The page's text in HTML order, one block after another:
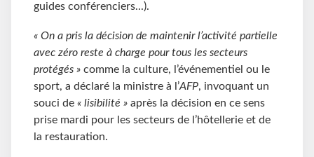
guides conférenciers...).
« On a pris la décision de maintenir l’activité partielle
avec zéro reste à charge pour tous les secteurs
protégés » comme la culture, l’événementiel ou le
sport, a déclaré la ministre à l’AFP, invoquant un
souci de « lisibilité » après la décision en ce sens
prise mardi pour les secteurs de l’hôtellerie et de
la restauration.